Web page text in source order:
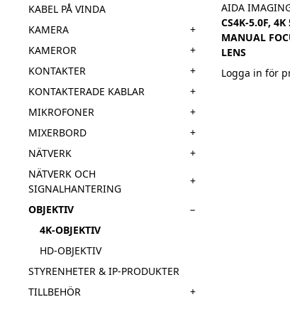
KABEL PÅ VINDA
KAMERA
+
KAMEROR
+
KONTAKTER
+
KONTAKTERADE KABLAR
+
MIKROFONER
+
MIXERBORD
+
NÄTVERK
+
NÄTVERK OCH
SIGNALHANTERING
+
OBJEKTIV
−
4K-OBJEKTIV
HD-OBJEKTIV
STYRENHETER & IP-PRODUKTER
TILLBEHÖR
+
AIDA
CS4K-5.0F,
MANUAL
LENS
Logga in för